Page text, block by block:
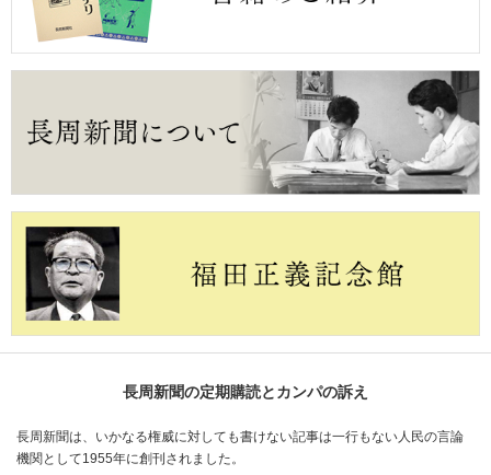
長周新聞の定期購読とカンパの訴え
長周新聞は、いかなる権威に対しても書けない記事は一行もない人民の言論
機関として1955年に創刊されました。